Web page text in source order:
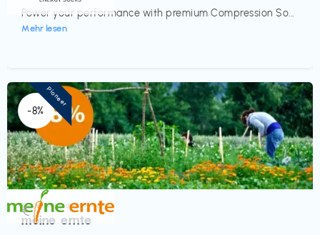
Power your performance with premium Compression So...
Mehr lesen
-8%
Küche & Haushalt
meine ernte
€‎
Pioneer